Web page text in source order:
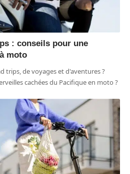
: conseils pour une
moto
trips, de voyages et d'aventures ?
cachées du Pacifique en moto ?